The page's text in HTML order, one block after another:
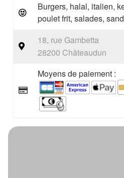
Burgers, halal, italien,
poulet frit, salades,
18, rue Gambetta
28200 Châteaudun
Moyens de paiement :